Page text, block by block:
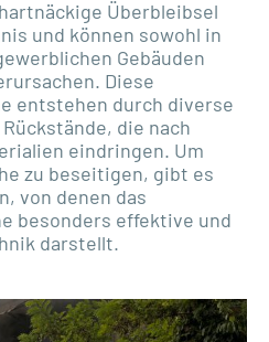
Überbleibsel
und können sowohl in
Gebäuden
Diese
entstehen durch diverse
die nach
eindringen. Um
zu beseitigen, gibt es
von denen das
besonders effektive und
darstellt.